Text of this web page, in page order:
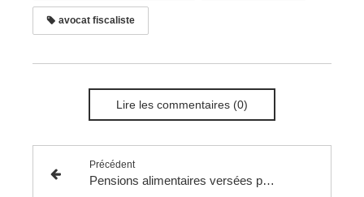
avocat fiscaliste
Lire les commentaires (0)
Précédent
Pensions alimentaires versées par les non-résidents.